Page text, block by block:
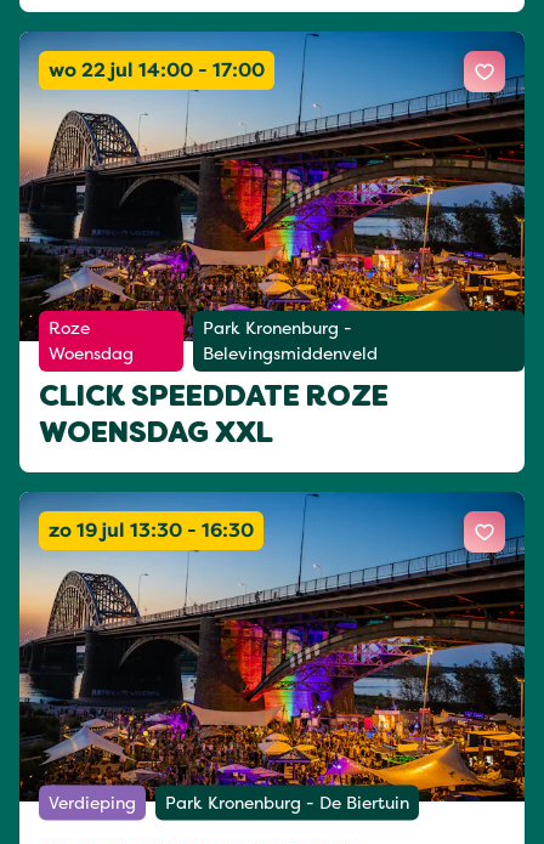
wo 22 jul 14:00 - 17:00
Roze
Woensdag
Park Kronenburg -
Belevingsmiddenveld
CLICK SPEEDDATE ROZE
WOENSDAG XXL
zo 19 jul 13:30 - 16:30
Verdieping Park Kronenburg - De Biertuin